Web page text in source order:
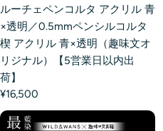
ルーチェペンコルタ アクリル 青
×透明／0.5mmペンシルコルタ
楔 アクリル 青×透明（趣味文オ
リジナル）【5営業日以内出
荷】
¥16,500